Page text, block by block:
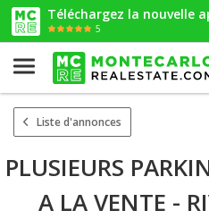
Téléchargez la nouvelle
5
Liste d'annonces
PLUSIEURS
A LA VENTE -